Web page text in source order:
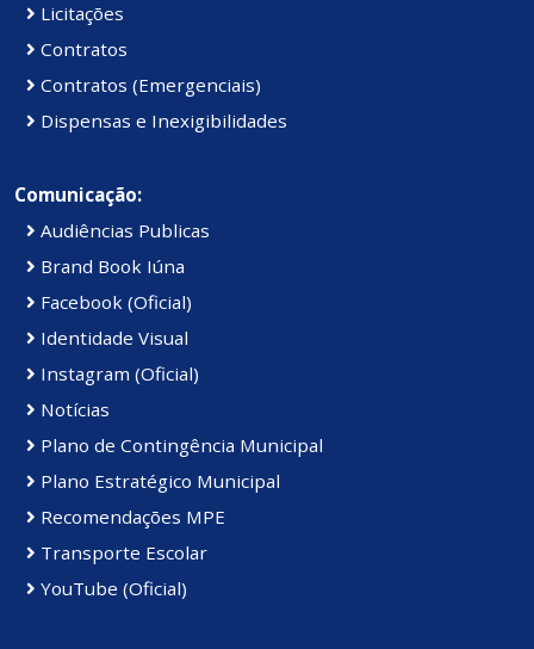
Licitações
Contratos
Contratos (Emergenciais)
Dispensas e Inexigibilidades
Comunicação:
Audiências Publicas
Brand Book Iúna
Facebook (Oficial)
Identidade Visual
Instagram (Oficial)
Notícias
Plano de Contingência Municipal
Plano Estratégico Municipal
Recomendações MPE
Transporte Escolar
YouTube (Oficial)